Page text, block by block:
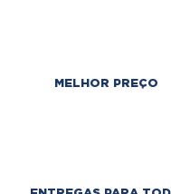
MELHOR PREÇO